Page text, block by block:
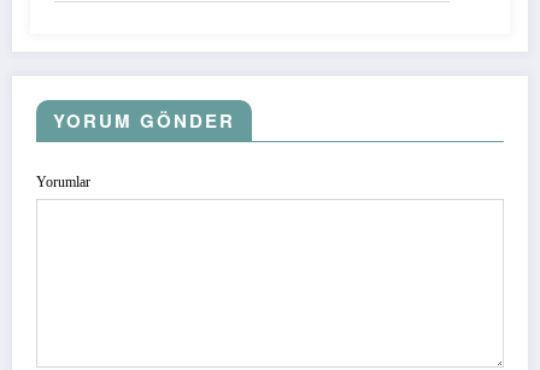
YORUM GÖNDER
Yorumlar